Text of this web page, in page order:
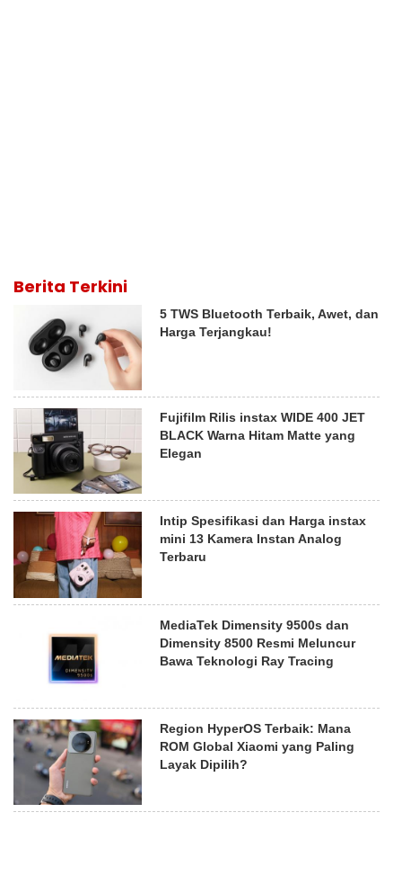
Berita Terkini
5 TWS Bluetooth Terbaik, Awet, dan
Harga Terjangkau!
Fujifilm Rilis instax WIDE 400 JET
BLACK Warna Hitam Matte yang
Elegan
Intip Spesifikasi dan Harga instax
mini 13 Kamera Instan Analog
Terbaru
MediaTek Dimensity 9500s dan
Dimensity 8500 Resmi Meluncur
Bawa Teknologi Ray Tracing
Region HyperOS Terbaik: Mana
ROM Global Xiaomi yang Paling
Layak Dipilih?